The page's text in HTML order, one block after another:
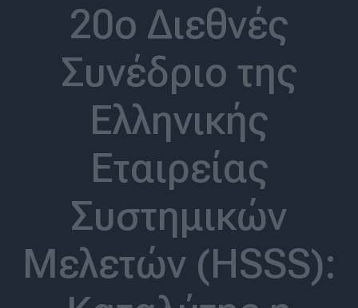
20o Διεθνές
Συνέδριο της
Ελληνικής
Εταιρείας
Συστημικών
Μελετών (HSSS):